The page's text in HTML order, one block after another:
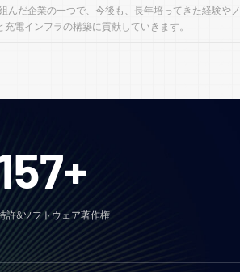
んだ企業の一つで、今後も、長年培ってきた経験やノ
電インフラの構築に貢献していきます。
許&ソフトウェア著作権